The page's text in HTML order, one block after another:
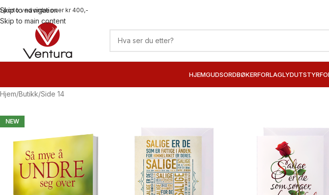
Skip to navigation
Skip to main content
porto ved ordre over kr 400,-
HJEMGUDSORDBØKERFORLAGLYDUTSTYR
Hjem Butikk Side 14
NEW